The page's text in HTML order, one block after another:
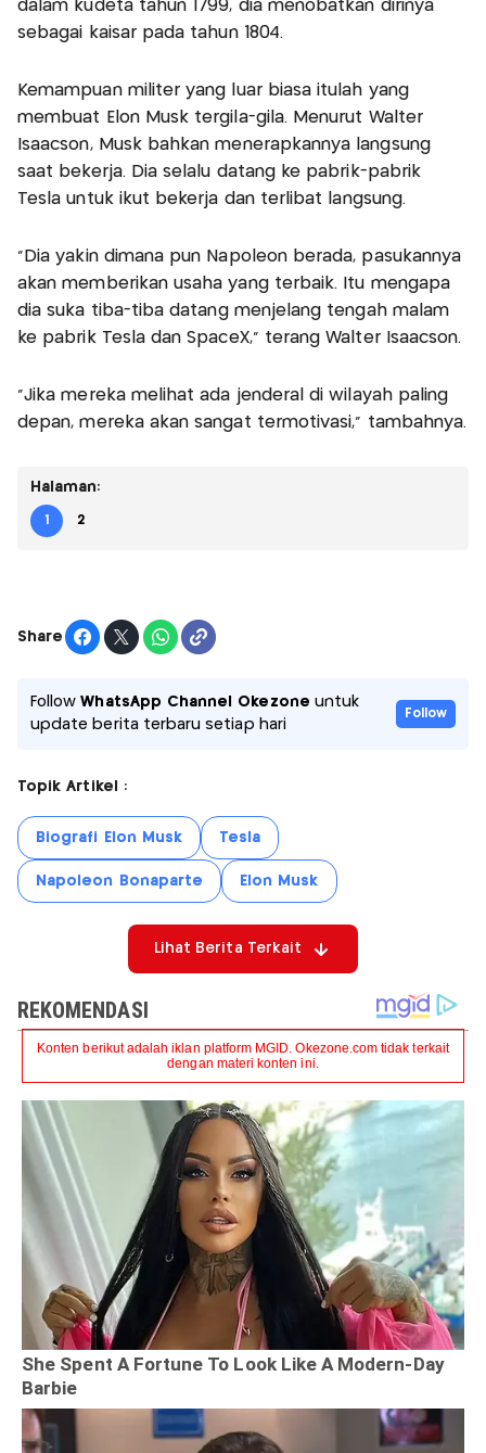
dalam kudeta tahun 1799, dia menobatkan dirinya
sebagai kaisar pada tahun 1804.
Kemampuan militer yang luar biasa itulah yang
membuat Elon Musk tergila-gila. Menurut Walter
Isaacson, Musk bahkan menerapkannya langsung
saat bekerja. Dia selalu datang ke pabrik-pabrik
Tesla untuk ikut bekerja dan terlibat langsung.
"Dia yakin dimana pun Napoleon berada, pasukannya
akan memberikan usaha yang terbaik. Itu mengapa
dia suka tiba-tiba datang menjelang tengah malam
ke pabrik Tesla dan SpaceX," terang Walter Isaacson.
"Jika mereka melihat ada jenderal di wilayah paling
depan, mereka akan sangat termotivasi," tambahnya.
Halaman:
1 2
Share
FollowWhatsApp Channel Okezone untuk
update berita terbaru setiap hari
Follow
Topik Artikel :
Biografi Elon Musk Tesla
Napoleon Bonaparte Elon Musk
Lihat Berita Terkait